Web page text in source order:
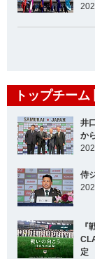
トップチー
井
か
侍
定